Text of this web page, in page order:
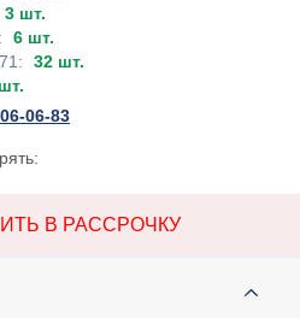
3 шт.
6 шт.
32 шт.
06-83
В РАССРОЧКУ